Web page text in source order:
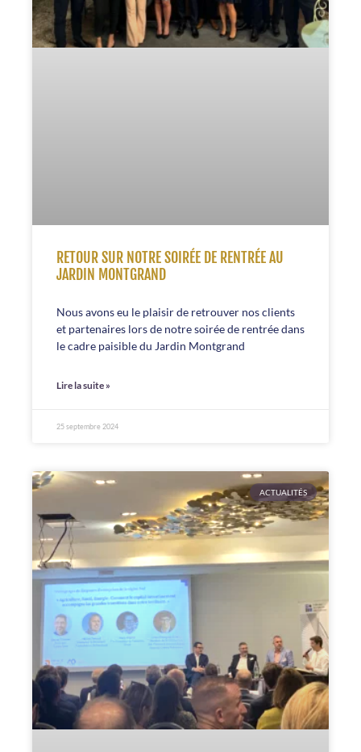
RETOUR SUR NOTRE SOIRÉE DE RENTRÉE AU
JARDIN MONTGRAND
Nous avons eu le plaisir de retrouver nos clients
et partenaires lors de notre soirée de rentrée dans
le cadre paisible du Jardin Montgrand
Lire la suite »
25 septembre 2024
ACTUALITÉS